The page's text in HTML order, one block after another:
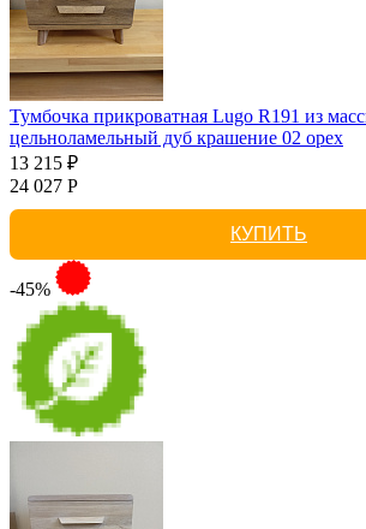
Тумбочка прикроватная Lugo R191 из
цельноламельный дуб крашение 02 орех
13 215 ₽
24 027 Р
КУПИТЬ
-45%